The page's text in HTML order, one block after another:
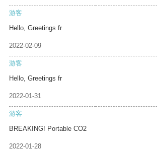
游客
Hello, Greetings fr
2022-02-09
游客
Hello, Greetings fr
2022-01-31
游客
BREAKING! Portable CO2
2022-01-28